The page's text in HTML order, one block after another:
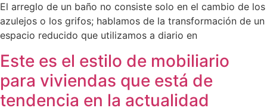
El arreglo de un baño no consiste solo en el cambio de los
azulejos o los grifos; hablamos de la transformación de un
espacio reducido que utilizamos a diario en
Este es el estilo de mobiliario
para viviendas que está de
tendencia en la actualidad